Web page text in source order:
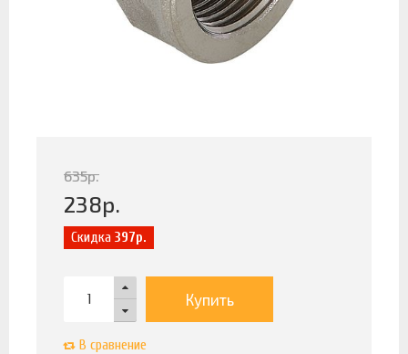
635р.
238р.
Скидка 397р.
Купить
В сравнение